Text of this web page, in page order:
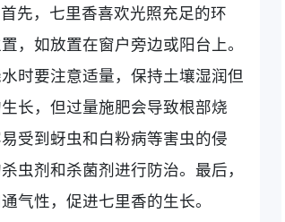
先，七里香喜欢光照充足的环
，如放置在窗户旁边或阳台上。
时要注意适量，保持土壤湿润但
长，但过量施肥会导致根部烧
受到蚜虫和白粉病等害虫的侵
虫剂和杀菌剂进行防治。最后，
气性，促进七里香的生长。